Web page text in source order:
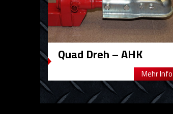
Quad Dreh – AHK
Mehr Info